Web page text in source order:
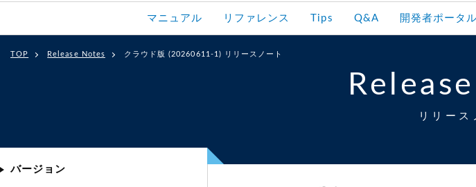
マニュアル リファレンス Tips Q&A 開発者ポータル
TOP Release Notes クラウド版 (20260611-1) リリースノート
リリース
バージョン